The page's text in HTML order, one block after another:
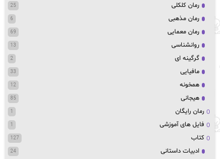
رمان کلکلی 25
رمان مذهبی 6
رمان معمایی 69
روانشناسی 13
گرگینه ای 2
مافیایی 33
همخونه 12
هیجانی 85
رمان رایگان 1
فایل های آموزشی 1
کتاب 127
ادبیات داستانی 24